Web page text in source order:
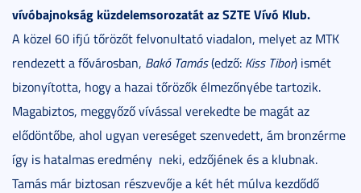
vívóbajnokság küzdelemsorozatát az SZTE Vívó Klub.
A közel 60 ifjú tőrözőt felvonultató viadalon, melyet az MTK
rendezett a fővárosban, Bakó Tamás(edző: Kiss Tibor) ismét
bizonyította, hogy a hazai tőrözők élmezőnyébe tartozik.
Magabiztos, meggyőző vívással verekedte be magát az
elődöntőbe, ahol ugyan vereséget szenvedett, ám bronzérme
így is hatalmas eredmény neki, edzőjének és a klubnak.
Tamás már biztosan részvevője a két hét múlva kezdődő